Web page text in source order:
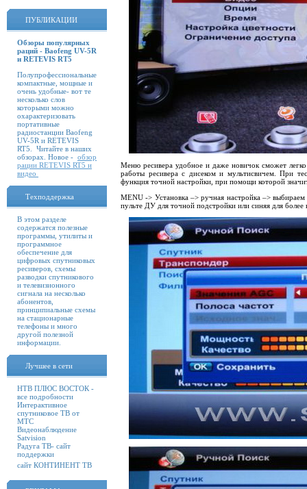
ПУБЛИКАЦИИ
Обзоры популярных
раций - Baofeng UV-5R
и RETEVIS RT5
Полупрофессиональные
компактные, мощные и
очень удобные- вот те
несколько слов
которыми можно
охарактеризовать
портативные
радиостанции Baofeng
UV-5R и RETEVIS
RT5. Читайте в наших
обзорах. Новое - обзор
рации RETEVIS RT5 и
видео
Техподдержка
В этом разделе
содержатся полезные
программы, утилиты и
программное
обеспечение для
цифровых спутниковых
ресиверов, схемы
разводки спутникового
и телевизионного
сигнала на несколько
абонентов,
принципиальные схемы
на стационарные
телефоны и много
другой полезной
информации.
Лучшее в сети
НТВ ПЛЮС ВОСТОК -
все подробности
Интерактивное
спутниковое ТВ от
МТС
Видеонаблюдение
Satvision
Радуга ТВ- сайт
поддержки
сайт КОНТИНЕНТ ТВ
Меню ресивера удобное и даже новичок сможет
работы ресивера с дисеком и мультисвичем. При
функция точной настройки, при помощи которой
MENU -> Установка –> ручная настройка –>
пульте ДУ для точной подстройки или синяя для